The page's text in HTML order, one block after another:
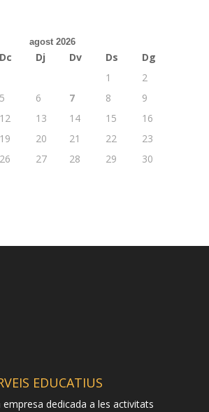
agost 2026
Dc Dj Dv Ds
Dg
1
2
5 6 7 8
9
12 13 14 15
16
19 20 21 22
23
26 27 28 29
30
EDUCATIUS
empresa dedicada a les activitats